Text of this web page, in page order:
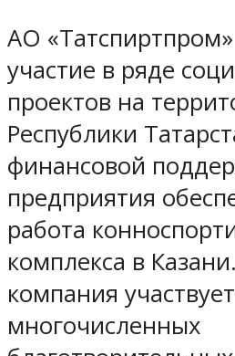
АО
участие в ряде
проектов на
Республики
финансовой
предприятия
работа
комплекса в
компания
многочисленных